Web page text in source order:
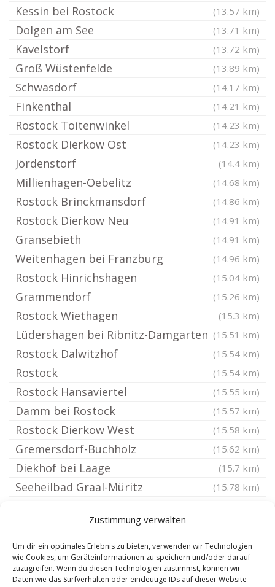
Zustimmung verwalten
Um dir ein optimales Erlebnis zu bieten, verwenden wir Technologien
wie Cookies, um Geräteinformationen zu speichern und/oder darauf
zuzugreifen. Wenn du diesen Technologien zustimmst, können wir
Daten wie das Surfverhalten oder eindeutige IDs auf dieser Website
Kessin bei Rostock (13.57 km)
Dolgen am See (13.71 km)
Kavelstorf (13.72 km)
Groß Wüstenfelde (13.89 km)
Schwasdorf (14.17 km)
Finkenthal (14.21 km)
Rostock Toitenwinkel (14.23 km)
Rostock Dierkow Ost (14.23 km)
Jördenstorf (14.4 km)
Millienhagen-Oebelitz (14.68 km)
Rostock Brinckmansdorf (14.86 km)
Rostock Dierkow Neu (14.91 km)
Gransebieth (14.91 km)
Weitenhagen bei Franzburg (14.96 km)
Rostock Hinrichshagen (15.04 km)
Grammendorf (15.26 km)
Rostock Wiethagen (15.3 km)
Lüdershagen bei Ribnitz-Damgarten (15.51 km)
Rostock Dalwitzhof (15.54 km)
Rostock (15.54 km)
Rostock Hansaviertel (15.55 km)
Damm bei Rostock (15.57 km)
Rostock Dierkow West (15.58 km)
Gremersdorf-Buchholz (15.62 km)
Diekhof bei Laage (15.7 km)
Seeheilbad Graal-Müritz (15.78 km)
Weitendorf bei Güstrow
Papendorf bei Rostock (15.93 km)
Saal bei Ribnitz-Damgarten (16.14 km)
Dierhagen Ostseebad (16.15 km)